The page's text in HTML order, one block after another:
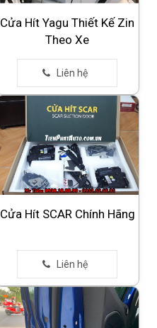
Cửa Hít Yagu Thiết Kế Zin
Theo Xe
Cửa Hít SCAR Chính Hãng